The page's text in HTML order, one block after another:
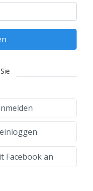
Facebook an